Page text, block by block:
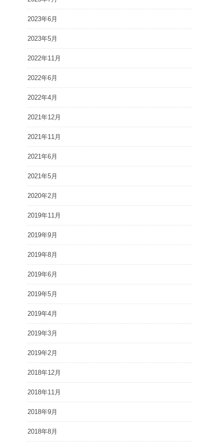
2023年6月
2023年5月
2022年11月
2022年6月
2022年4月
2021年12月
2021年11月
2021年6月
2021年5月
2020年2月
2019年11月
2019年9月
2019年8月
2019年6月
2019年5月
2019年4月
2019年3月
2019年2月
2018年12月
2018年11月
2018年9月
2018年8月